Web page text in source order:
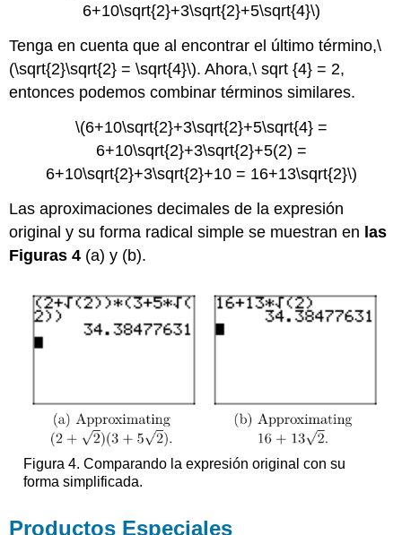
6+10\sqrt{2}+3\sqrt{2}+5\sqrt{4}\)
Tenga en cuenta que al encontrar el último término,\
(\sqrt{2}\sqrt{2} = \sqrt{4}\). Ahora,\ sqrt {4} = 2,
entonces podemos combinar términos similares.
\(6+10\sqrt{2}+3\sqrt{2}+5\sqrt{4} =
6+10\sqrt{2}+3\sqrt{2}+5(2) =
6+10\sqrt{2}+3\sqrt{2}+10 = 16+13\sqrt{2}\)
Las aproximaciones decimales de la expresión
original y su forma radical simple se muestran en las
Figuras 4 (a) y (b).
Figura 4. Comparando la expresión original con su
forma simplificada.
Productos Especiales